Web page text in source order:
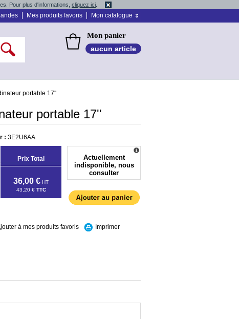
Pour plus d'informations, cliquez ici
Mes produits favoris Mon catalogue
Mon panier
aucun article
portable 17''
portable 17''
: 3E2U6AA
Prix Total
36,00 € HT
43,20 € TTC
Actuellement
indisponible, nous
consulter
à mes produits favoris Imprimer